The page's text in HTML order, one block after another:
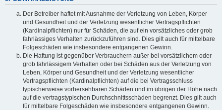
Der Betreiber haftet mit Ausnahme der Verletzung von Leben, Körper
und Gesundheit und der Verletzung wesentlicher Vertragspflichten
(Kardinalpflichten) nur für Schäden, die auf ein vorsätzliches oder grob
fahrlässiges Verhalten zurückzuführen sind. Dies gilt auch für mittelbare
Folgeschäden wie insbesondere entgangenen Gewinn.
Die Haftung ist gegenüber Verbrauchern außer bei vorsätzlichem oder
grob fahrlässigem Verhalten oder bei Schäden aus der Verletzung von
Leben, Körper und Gesundheit und der Verletzung wesentlicher
Vertragspflichten (Kardinalpflichten) auf die bei Vertragsschluss
typischerweise vorhersehbaren Schäden und im übrigen der Höhe nach
auf die vertragstypischen Durchschnittsschäden begrenzt. Dies gilt auch
für mittelbare Folgeschäden wie insbesondere entgangenen Gewinn.